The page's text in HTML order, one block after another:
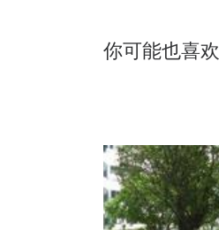
你可能也喜欢